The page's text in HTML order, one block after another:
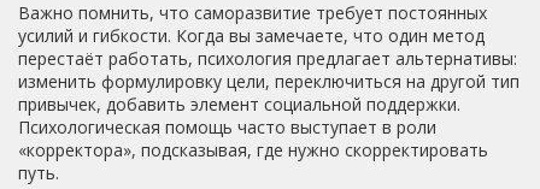
Важно помнить, что саморазвитие требует постоянных
усилий и гибкости. Когда вы замечаете, что один метод
перестаёт работать, психология предлагает альтернативы:
изменить формулировку цели, переключиться на другой тип
привычек, добавить элемент социальной поддержки.
Психологическая помощь часто выступает в роли
«корректора», подсказывая, где нужно скорректировать
путь.